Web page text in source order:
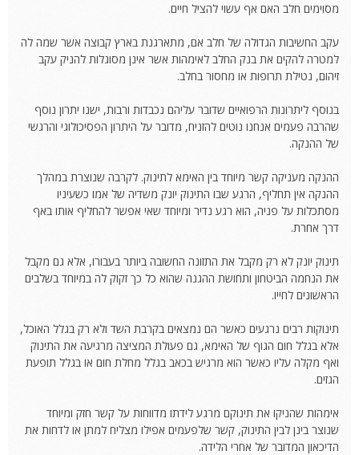
מסוימים חלב האם אף עשוי להציל חיים.
עקב החשיבות הגדולה של חלב אם, מתארגנת בארץ קבוצה אשר שמה לה
למטרה להקים את בנק החלב לאימהות אשר אינן מסוגלות להניק עקב
זיהום, נטילת תרופות או מחסור בחלב.
בנוסף ליתרונות הרפואיים שדובר עליהם נכבדות ורבות, ישנו יתרון נוסף
שהרבה פעמים אנחנו נוטים להזניח, מדובר על היתרון הפסיכולוגי והרגשי
של ההנקה.
ההנקה מעניקה קשר מיוחד בין האימא לתינוק. לקרבה שנוצרת במהלך
ההנקה אין תחליף, הרגע שבו התינוק יונק משדיה של אמו כשעיניו
מסתכלות על פניה, הוא רגע נדיר ומיוחד שאי אפשר להחליף אותו באף
דרך אחרת.
תינוק יונק לא רק מקבל את התזונה החשובה ביותר בעבורו, אלא גם מקבל
את הנחמה הביטחון ותחושת ההגנה שהוא כל כך זקוק לה במיוחד בשלבים
הראשונים לחייו.
תינוקות רבים נרגעים כאשר הם נמצאים בקרבת השד ולא רק בגלל האוכל,
אלא בגלל חום הגוף של האימא, גם פעולת המציצה מרגיעה את התינוק
ואף מקלה עליו כאשר הוא מרגיש בכאב בגלל מחלת חום או בגלל תופעת
הגזים.
אימהות שהניקו את תינוקם מרגע לידתו מדווחות על קשר חזק ומיוחד
שנוצר בינן לבין התינוק, קשר שלפעמים אפילו מצליח למתן או לדחות את
הדיכאון המדובר של אחרי הלידה.